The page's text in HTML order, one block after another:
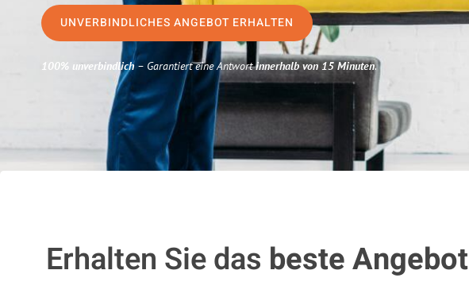
UNVERBINDLICHES ANGEBOT ERHALTEN
100% unverbindlich– Garantiert eine Antwortinnerhalb von 15 Minuten.
Erhalten Sie das beste Angebot